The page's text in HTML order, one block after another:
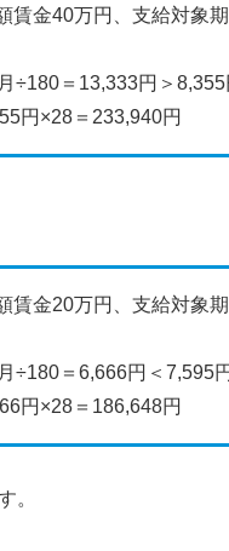
賃金40万円、支給対象
÷180＝13,333円＞8,355
円×28＝233,940円
賃金20万円、支給対象
÷180＝6,666円＜7,595円
円×28＝186,648円
。